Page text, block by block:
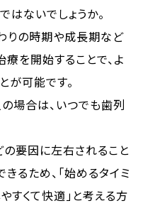
はないでしょうか。
りの時期や成長期など
を開始することで、よ
が可能です。
場合は、いつでも歯列
要因に左右されること
るため、「始めるタイミ
すくて快適」と考える方